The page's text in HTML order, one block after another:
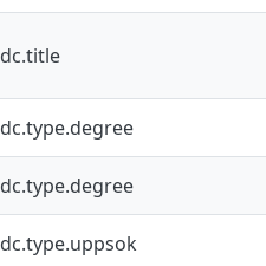
dc.title
dc.type.degree
dc.type.degree
dc.type.uppsok